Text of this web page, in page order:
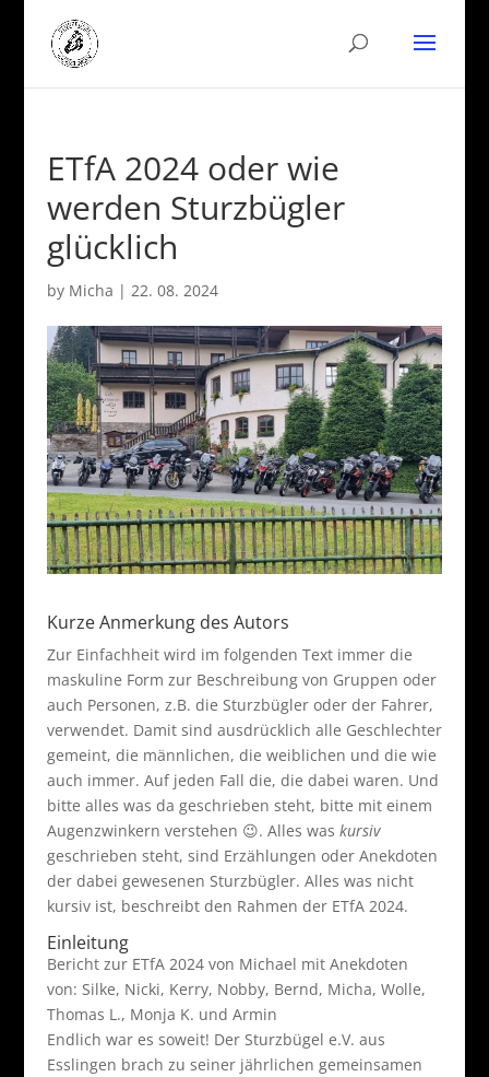
ETfA 2024 oder wie
werden Sturzbügler
glücklich
by Micha | 22. 08. 2024
Kurze Anmerkung des Autors
Zur Einfachheit wird im folgenden Text immer die
maskuline Form zur Beschreibung von Gruppen oder
auch Personen, z.B. die Sturzbügler oder der Fahrer,
verwendet. Damit sind ausdrücklich alle Geschlechter
gemeint, die männlichen, die weiblichen und die wie
auch immer. Auf jeden Fall die, die dabei waren. Und
bitte alles was da geschrieben steht, bitte mit einem
Augenzwinkern verstehen 😉. Alles was kursiv
geschrieben steht, sind Erzählungen oder Anekdoten
der dabei gewesenen Sturzbügler. Alles was nicht
kursiv ist, beschreibt den Rahmen der ETfA 2024.
Einleitung
Bericht zur ETfA 2024 von Michael mit Anekdoten
von: Silke, Nicki, Kerry, Nobby, Bernd, Micha, Wolle,
Thomas L., Monja K. und Armin
Endlich war es soweit! Der Sturzbügel e.V. aus
Esslingen brach zu seiner jährlichen gemeinsamen